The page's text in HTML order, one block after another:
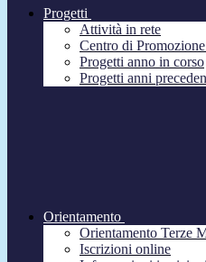
Progetti
Attività in rete
Centro di
Progetti anno in corso
Progetti anni
Orientamento
Orientamento Terze
Iscrizioni online